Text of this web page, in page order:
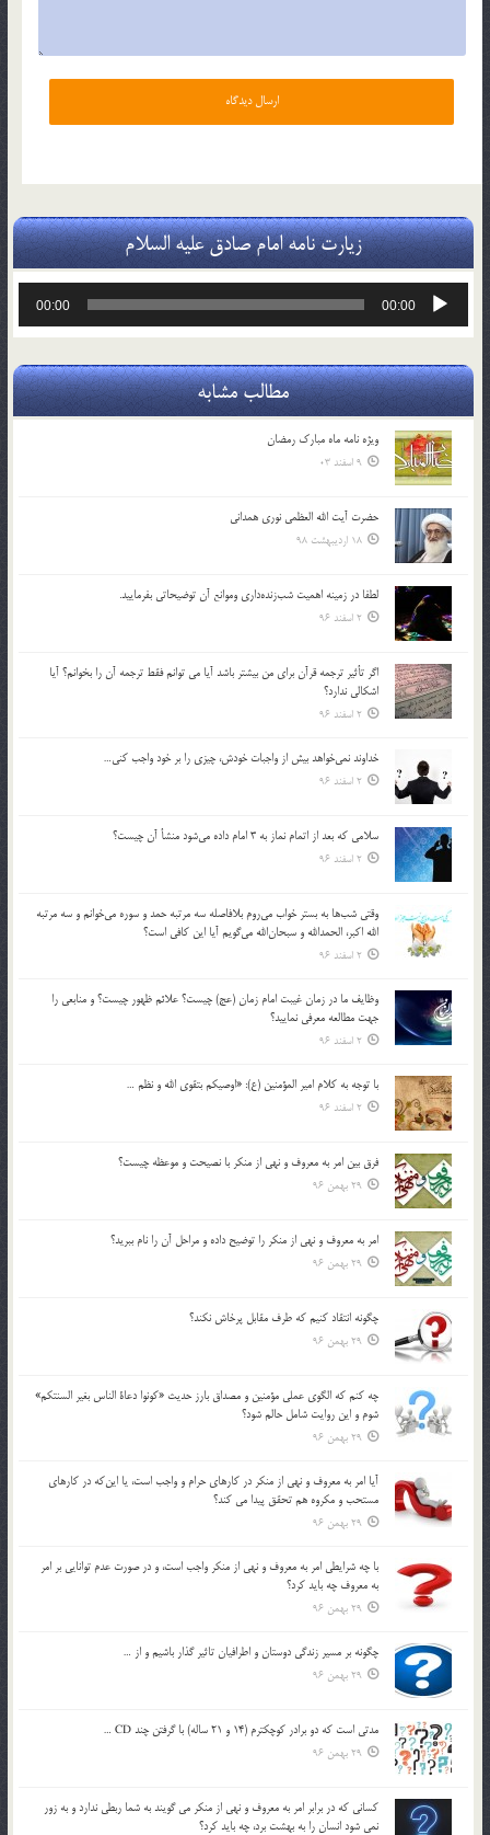
زیارت نامه امام صادق علیه السلام
پخش‌کننده
00:00
00:00
مطالب مشابه
ویژه نامه ماه مبارک رمضان
9 اسفند 03
حضرت آیت الله العظمی نوری همدانی
18 اردیبهشت 98
لطفا در زمينه اهميت شب‌زنده‌داري وموانع آن توضيحاتي بفرماييد.
2 اسفند 96
اگر تأثير ترجمه قرآن براي من بيشتر باشد آيا مي توانم فقط ترجمه آن را بخوانم؟ آيا
اشكالي ندارد؟
2 اسفند 96
خداوند نمي‌خواهد بيش از واجبات خودش، چيزي را بر خود واجب كني…
2 اسفند 96
سلامي كه بعد از اتمام نماز به 3 امام داده مي‌شود منشأ آن چيست؟
2 اسفند 96
وقتي شب‌ها به بستر خواب مي‌روم بلافاصله سه مرتبه حمد و سوره مي‌خوانم و سه مرتبه
الله اكبر، الحمدالله و سبحان‌الله مي‌گويم آيا اين كافي است؟
2 اسفند 96
وظايف ما در زمان غيبت امام زمان (عج) چيست؟ علائم ظهور چيست؟ و منابعي را
جهت مطالعه معرفي نماييد؟
2 اسفند 96
با توجه به كلام امير المؤمنين (ع): «اوصيكم بتقوي الله و نظم …
2 اسفند 96
فرق بين امر به معروف و نهي از منكر با نصيحت و موعظه چيست؟
29 بهمن 96
امر به معروف و نهي از منكر را توضيح داده و مراحل آن را نام ببريد؟
29 بهمن 96
چگونه انتقاد كنيم كه طرف مقابل پرخاش نكند؟
29 بهمن 96
چه كنم كه الگوي عملي مؤمنين و مصداق بارز حديث «كونوا دعاة الناس بغير السنتكم»
شوم و اين روايت شامل حالم شود؟
29 بهمن 96
آيا امر به معروف و نهي از منكر در كارهاي حرام و واجب است، يا اين‌كه در كارهاي
مستحب و مكروه هم تحقق پيدا مي كند؟
29 بهمن 96
با چه شرايطي امر به معروف و نهي از منکر واجب است، و در صورت عدم توانايي بر امر
به معروف چه بايد کرد؟
29 بهمن 96
چگونه بر مسير زندگي دوستان و اطرافيان تاثير گذار باشيم و از …
29 بهمن 96
مدتي است كه دو برادر كوچكترم (14 و 21 ساله) با گرفتن چند CD …
29 بهمن 96
كساني كه در برابر امر به معروف و نهي از منكر مي گويند به شما ربطي ندارد و به زور
نمي شود انسان را به بهشت برد، چه بايد كرد؟